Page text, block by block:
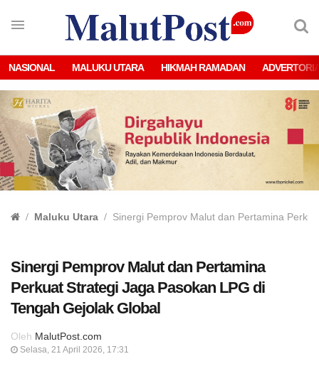
NASIONAL MALUKU UTARA HIKMAH RAMADAN
Maluku Utara Sinergi Pemprov Malut dan Pertamina
Sinergi Pemprov Malut dan Pertamina
Perkuat Strategi Jaga Pasokan LPG di
Tengah Gejolak Global
Oleh MalutPost.com
Selasa, 21 April 2026, 17:31